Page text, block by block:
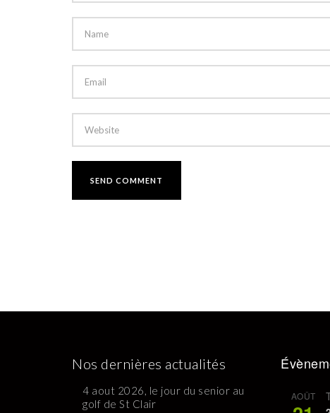
Nos dernières actualités
4 aout 2026, le jour du senior au
golf de St Clair
AOÛT